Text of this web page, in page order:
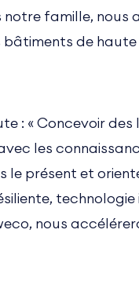
notre famille,
de
: « Concevoir
les
présent et
nous